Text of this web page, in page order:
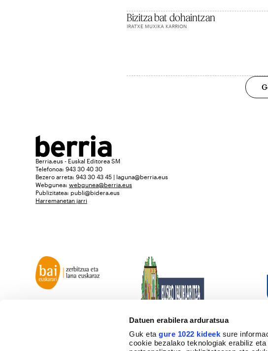
Datuen erabilera arduratsua
Guk etagure 1022 kideek sure
cookie bezalako teknologiak erabiliz
Bizitza bat dohaintzan
IRATXE MUXIKA KARRION
Berria.eus - Euskal Editorea SM
Telefonoa: 943 30 40 30
Bezero arreta: 943 30 43 45 | laguna@berria.eus
Webgunea: webgunea@berria.eus
Publizitatea: publi@bidera.eus
Harremanetan jarri